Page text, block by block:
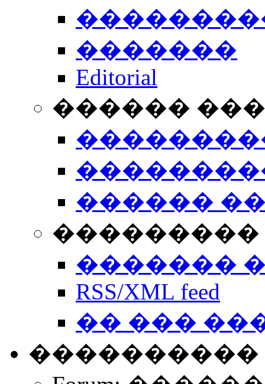
�������
Editorial
������
������
���������
�������
RSS/XML feed
�� ���
����������